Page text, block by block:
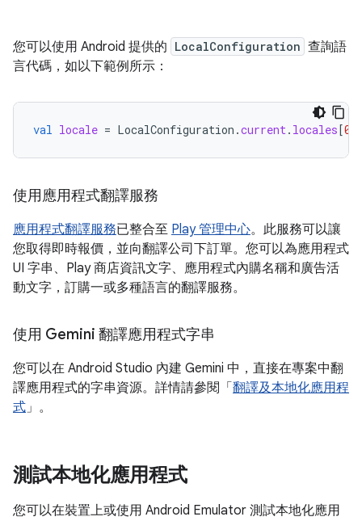
您可以使用 Android 提供的 LocalConfiguration 查詢語
言代碼，如以下範例所示：
val locale = LocalConfiguration .current. locales[0
使用應用程式翻譯服務
應用程式翻譯服務已整合至 Play 管理中心。此服務可以讓
您取得即時報價，並向翻譯公司下訂單。您可以為應用程式
UI 字串、Play 商店資訊文字、應用程式內購名稱和廣告活
動文字，訂購一或多種語言的翻譯服務。
使用 Gemini 翻譯應用程式字串
您可以在 Android Studio 內建 Gemini 中，直接在專案中翻
譯應用程式的字串資源。詳情請參閱「 翻譯及本地化應用程
式」。
測試本地化應用程式
您可以在裝置上或使用 Android Emulator 測試本地化應用